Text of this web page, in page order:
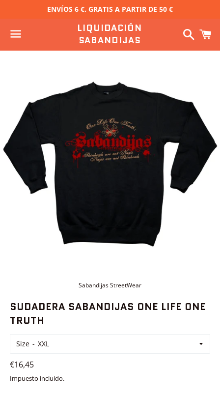
ENVÍOS 6 €. GRATIS A PARTIR DE 50 €
Menú
LIQUIDACIÓN
SABANDIJAS
Sabandijas StreetWear
SUDADERA SABANDIJAS ONE LIFE ONE
TRUTH
Size
Precio
habitual
€16,45
Impuesto incluido.